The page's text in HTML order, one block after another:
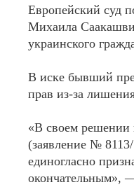
Европейский суд
Михаила
украинского
В иске бывший
прав из-за
«В своем решении
(заявление №
единогласно
окончательным»,